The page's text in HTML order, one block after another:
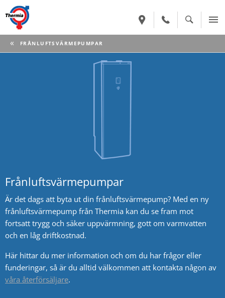
CURRENT:
FRÅNLUFTSVÄRMEPUMPAR
Frånluftsvärmepumpar
Är det dags att byta ut din frånluftsvärmepump? Med en ny
frånluftsvärmepump från Thermia kan du se fram mot
fortsatt trygg och säker uppvärmning, gott om varmvatten
och en låg driftkostnad.
Här hittar du mer information och om du har frågor eller
funderingar, så är du alltid välkommen att kontakta någon av
våra återförsäljare.